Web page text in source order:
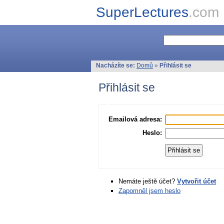
SuperLectures.com
Nacházíte se: Domů » Přihlásit se
Přihlásit se
Emailová adresa:
Heslo:
Nemáte ještě účet? Vytvořit účet
Zapomněl jsem heslo